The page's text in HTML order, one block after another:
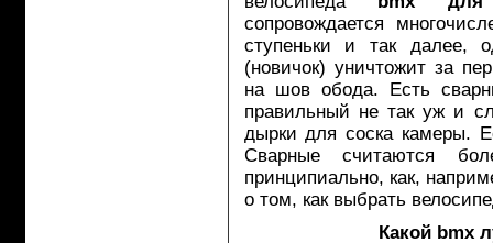
сопровождается
ступеньки и так далее,
(новичок) уничтожит за
на шов обода. Есть
правильный не так уж и
дырки для соска камеры.
Сварные считаются
принципиально, как,
о том, как выбрать
Какой bmx